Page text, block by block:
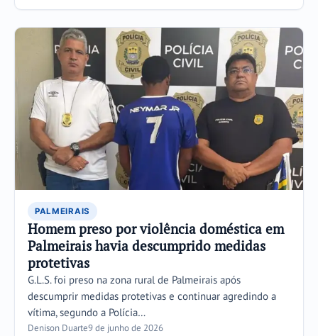
PALMEIRAIS
Homem preso por violência doméstica em
Palmeirais havia descumprido medidas
protetivas
G.L.S. foi preso na zona rural de Palmeirais após
descumprir medidas protetivas e continuar agredindo a
vítima, segundo a Polícia…
Denison Duarte9 de junho de 2026